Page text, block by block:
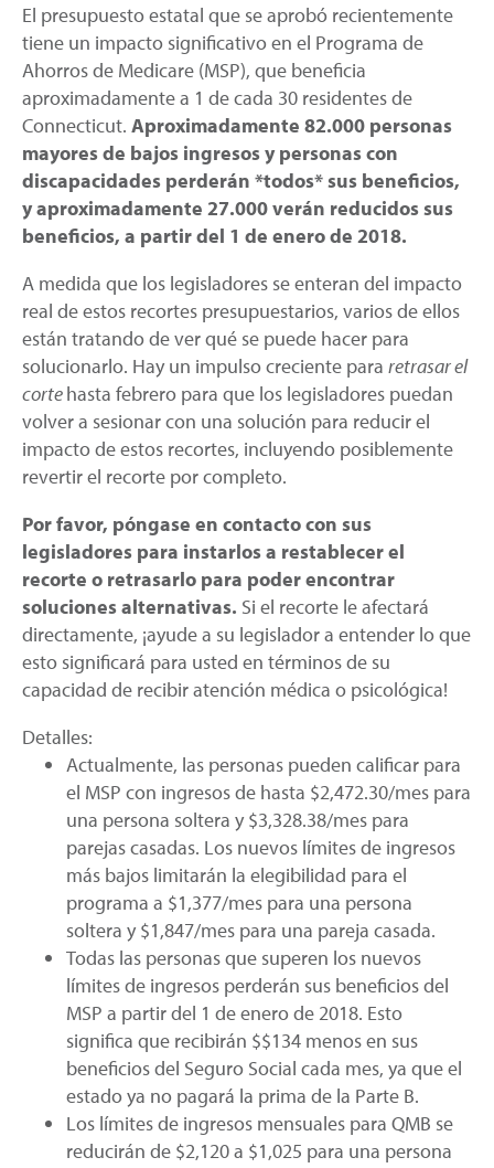
El presupuesto estatal que se aprobó recientemente
tiene un impacto significativo en el Programa de
Ahorros de Medicare (MSP), que beneficia
aproximadamente a 1 de cada 30 residentes de
Connecticut. Aproximadamente 82.000 personas
mayores de bajos ingresos y personas con
discapacidades perderán *todos* sus beneficios,
y aproximadamente 27.000 verán reducidos sus
beneficios, a partir del 1 de enero de 2018.
A medida que los legisladores se enteran del impacto
real de estos recortes presupuestarios, varios de ellos
están tratando de ver qué se puede hacer para
solucionarlo. Hay un impulso creciente para retrasar el
cortehasta febrero para que los legisladores puedan
volver a sesionar con una solución para reducir el
impacto de estos recortes, incluyendo posiblemente
revertir el recorte por completo.
Por favor, póngase en contacto con sus
legisladores para instarlos a restablecer el
recorte o retrasarlo para poder encontrar
soluciones alternativas. Si el recorte le afectará
directamente, ¡ayude a su legislador a entender lo que
esto significará para usted en términos de su
capacidad de recibir atención médica o psicológica!
Detalles:
Actualmente, las personas pueden calificar para
el MSP con ingresos de hasta $2,472.30/mes para
una persona soltera y $3,328.38/mes para
parejas casadas. Los nuevos límites de ingresos
más bajos limitarán la elegibilidad para el
programa a $1,377/mes para una persona
soltera y $1,847/mes para una pareja casada.
Todas las personas que superen los nuevos
límites de ingresos perderán sus beneficios del
MSP a partir del 1 de enero de 2018. Esto
significa que recibirán $$134 menos en sus
beneficios del Seguro Social cada mes, ya que el
estado ya no pagará la prima de la Parte B.
Los límites de ingresos mensuales para QMB se
reducirán de $2,120 a $1,025 para una persona